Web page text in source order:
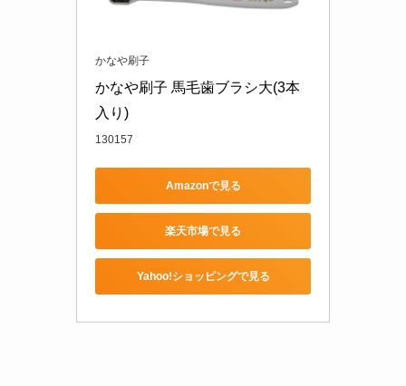
かなや刷子
かなや刷子 馬毛歯ブラシ大(3本
入り)
130157
Amazonで見る
楽天市場で見る
Yahoo!ショッピングで見る